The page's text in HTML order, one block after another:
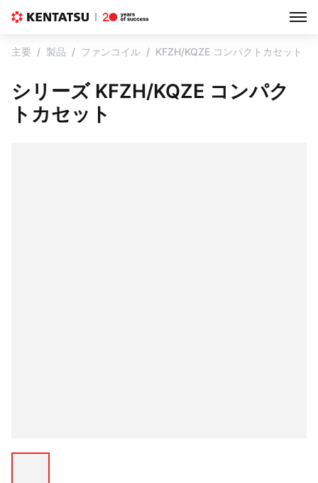
主要 製品 ファンコイル KFZH/KQZE コンパクトカセット
シリーズ KFZH/KQZE コンパク
トカセット